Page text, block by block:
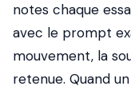
notes chaque
avec le prompt
mouvement, la
retenue. Quand